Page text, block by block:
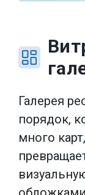
Галерея
порядок,
много